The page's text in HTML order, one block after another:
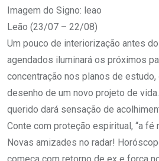
Imagem do Signo: leao
Leão (23/07 – 22/08)
Um pouco de interiorização antes
agendados iluminará os próximos
concentração nos planos de estudo,
desenho de um novo projeto de
querido dará sensação de
Conte com proteção espiritual, “a fé
Novas amizades no radar!